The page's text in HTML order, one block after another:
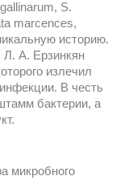
S.
marcences,
историю.
Л. А. Ерзинкян
излечил
В честь
бактерии, а
микробного